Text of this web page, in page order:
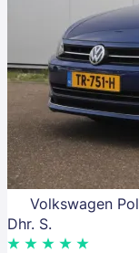
Volkswagen
Dhr. S.